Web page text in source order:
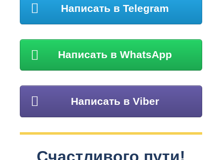
Написать в Telegram
Написать в WhatsApp
Написать в Viber